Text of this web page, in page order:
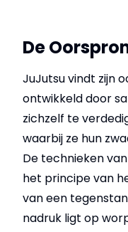
De
JuJutsu vindt zijn
ontwikkeld door
zichzelf te
waarbij ze hun
De technieken
het principe van
van een
nadruk ligt op